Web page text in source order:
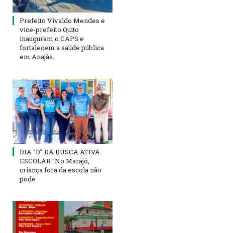
Prefeito Vivaldo Mendes e
vice-prefeito Quito
inauguram o CAPS e
fortalecem a saúde pública
em Anajás.
DIA “D” DA BUSCA ATIVA
ESCOLAR “No Marajó,
criança fora da escola não
pode